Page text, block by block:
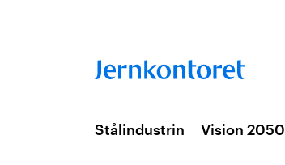
Stålindustrin Vision 2050